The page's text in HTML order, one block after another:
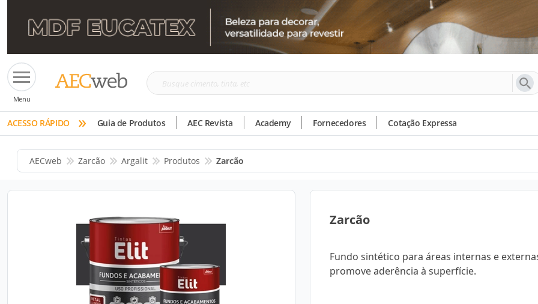
Menu
Busque
tinta,
etc
ACESSO RÁPIDO » Guia de Produtos AEC Revista Academy Fornecedores Cotação Expressa
AECweb Zarcão Argalit Produtos Zarcão
Zarcão
Fundo sintético para áreas internas e
promove aderência à superfície.